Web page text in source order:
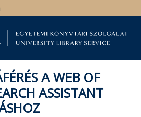
A WEB OF
ASSISTANT